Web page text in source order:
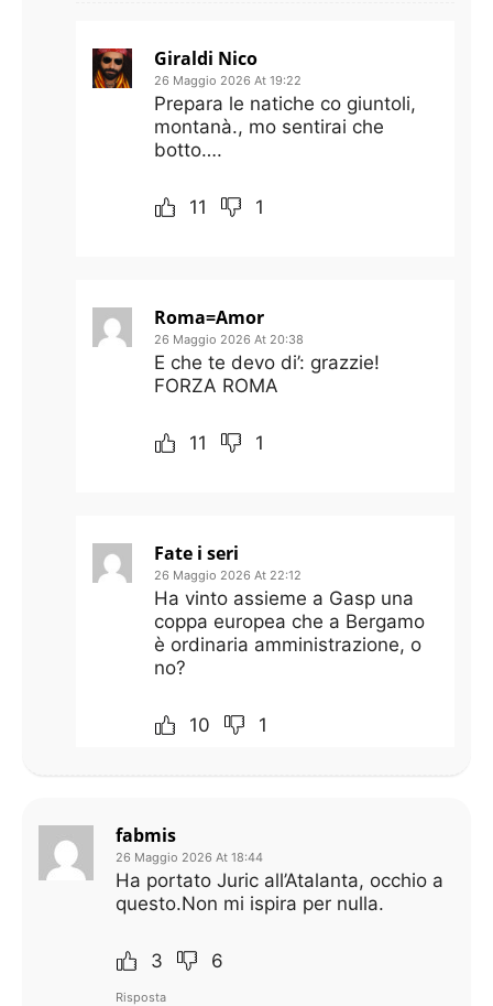
Giraldi Nico
26 Maggio 2026 At 19:22
Prepara le natiche co giuntoli,
montanà., mo sentirai che
botto….
11 1
Roma=Amor
26 Maggio 2026 At 20:38
E che te devo di’: grazzie!
FORZA ROMA
11 1
Fate i seri
26 Maggio 2026 At 22:12
Ha vinto assieme a Gasp una
coppa europea che a Bergamo
è ordinaria amministrazione, o
no?
10 1
fabmis
26 Maggio 2026 At 18:44
Ha portato Juric all’Atalanta, occhio a
questo.Non mi ispira per nulla.
3 6
Risposta